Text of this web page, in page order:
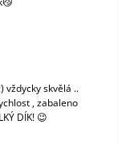
vždycky skvělá ..
, zabaleno
DÍK! 😉